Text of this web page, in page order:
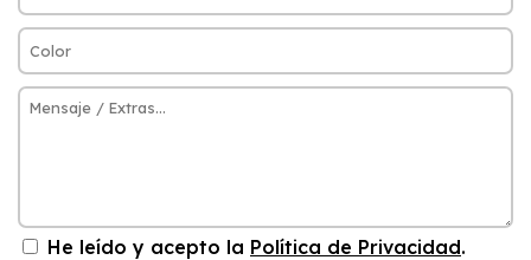
He leído y acepto la Política de Privacidad.